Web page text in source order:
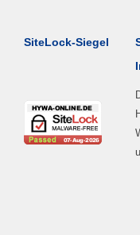
SiteLock-Siegel